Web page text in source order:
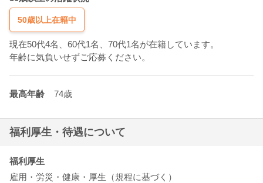
50歳以上在籍中
現在50代4名、60代1名、70代1名が在籍しています。
年齢に気負いせずご応募ください。
最高年齢 74歳
福利厚生・待遇について
福利厚生
雇用・労災・健康・厚生（規程に基づく）